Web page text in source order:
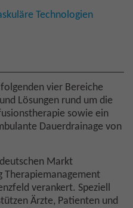
Technologien
vier Bereiche
Lösungen rund um die
sowie ein
Dauerdrainage von
Markt
Therapiemanagement
verankert. Speziell
Ärzte, Patienten und